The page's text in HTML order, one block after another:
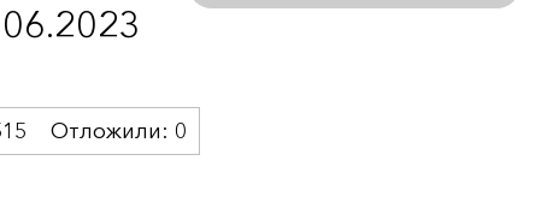
Отложили: 0